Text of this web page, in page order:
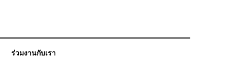
ร่วมงานกับเรา